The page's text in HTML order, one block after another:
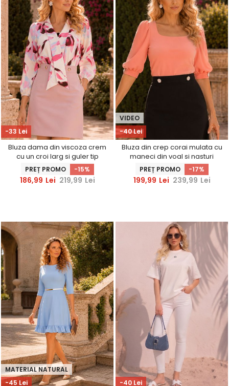
-33 Lei
Bluza dama din viscoza crem
cu un croi larg si guler tip
cravata - StarShinerS
PREȚ PROMO -15%
186,99 Lei 219,99 Lei
-40 Lei
VIDEO
Bluza din crep corai mulata cu
maneci din voal si nasturi
decorativi- StarShinerS
PREȚ PROMO -17%
199,99 Lei 239,99 Lei
-45 Lei
MATERIAL NATURAL
-40 Lei